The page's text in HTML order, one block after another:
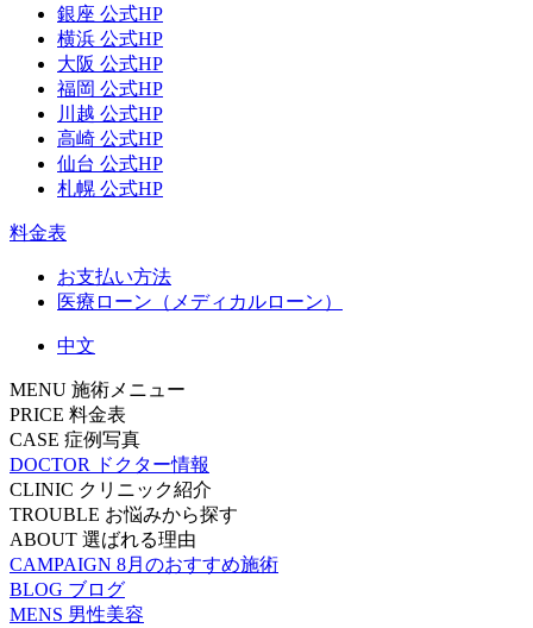
銀座 公式HP
横浜 公式HP
大阪 公式HP
福岡 公式HP
川越 公式HP
高崎 公式HP
仙台 公式HP
札幌 公式HP
料金表
お支払い方法
医療ローン（メディカルローン）
中文
MENU 施術メニュー
PRICE 料金表
CASE 症例写真
DOCTOR
ドクター情報
CLINIC クリニック紹介
TROUBLE お悩みから探す
ABOUT 選ばれる理由
CAMPAIGN 8月のおすすめ施術
BLOG ブログ
MENS 男性美容